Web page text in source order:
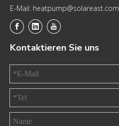
E-Mail: heatpump@solareast.com
Kontaktieren Sie uns